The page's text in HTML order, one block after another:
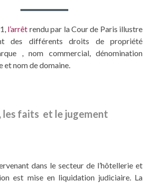
l’arrêt rendu par la Cour de Paris illustre
des différents droits de propriété
, nom commercial, dénomination
et nom de domaine.
les faits et le jugement
dans le secteur de l’hôtellerie et
est mise en liquidation judiciaire. La